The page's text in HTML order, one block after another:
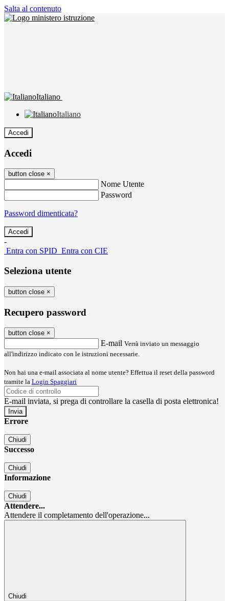
Salta al contenuto
Italiano
Italiano
Accedi
Accedi
button close ×
Nome Utente
Password
Password dimenticata?
-
Entra con SPID Entra con CIE
Seleziona utente
button close ×
Recupero password
button close ×
E-mail Verrà inviato un messaggio
all'indirizzo indicato con le istruzioni necessarie.
Non hai una e-mail associata al nome utente? Effettua il reset della password
tramite la Login Spaggiari
E-mail inviata, si prega di controllare la casella di posta elettronica!
Errore
Chiudi
Successo
Chiudi
Informazione
Chiudi
Attendere...
Attendere il completamento dell'operazione...
Chiudi